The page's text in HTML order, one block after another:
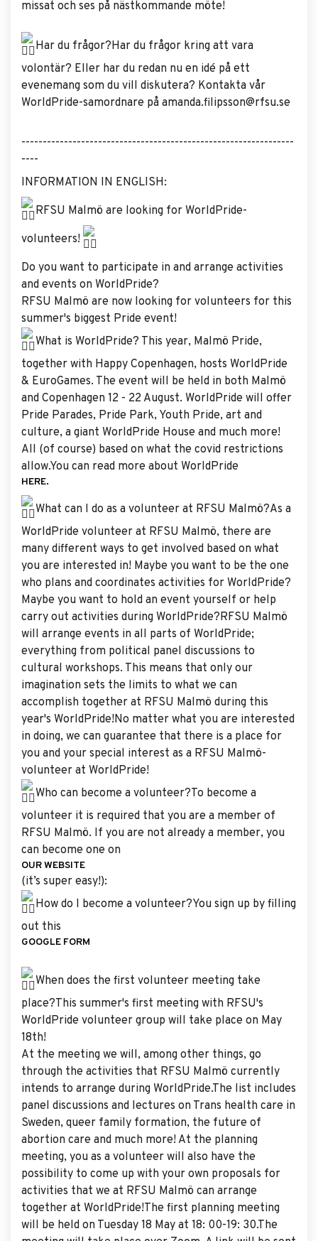
missat och ses på nästkommande möte!
Har du frågor?Har du frågor kring att vara
volontär? Eller har du redan nu en idé på ett
evenemang som du vill diskutera? Kontakta vår
WorldPride-samordnare på amanda.filipsson@rfsu.se
----------------------------------------------------------------
----
INFORMATION IN ENGLISH:
RFSU Malmö are looking for WorldPride-
volunteers!
Do you want to participate in and arrange activities
and events on WorldPride?
RFSU Malmö are now looking for volunteers for this
summer's biggest Pride event!
What is WorldPride? This year, Malmö Pride,
together with Happy Copenhagen, hosts WorldPride
& EuroGames. The event will be held in both Malmö
and Copenhagen 12 - 22 August. WorldPride will offer
Pride Parades, Pride Park, Youth Pride, art and
culture, a giant WorldPride House and much more!
All (of course) based on what the covid restrictions
allow.You can read more about WorldPride
HERE.
What can I do as a volunteer at RFSU Malmö?As a
WorldPride volunteer at RFSU Malmö, there are
many different ways to get involved based on what
you are interested in! Maybe you want to be the one
who plans and coordinates activities for WorldPride?
Maybe you want to hold an event yourself or help
carry out activities during WorldPride?RFSU Malmö
will arrange events in all parts of WorldPride;
everything from political panel discussions to
cultural workshops. This means that only our
imagination sets the limits to what we can
accomplish together at RFSU Malmö during this
year's WorldPride!No matter what you are interested
in doing, we can guarantee that there is a place for
you and your special interest as a RFSU Malmö-
volunteer at WorldPride!
Who can become a volunteer?To become a
volunteer it is required that you are a member of
RFSU Malmö. If you are not already a member, you
can become one on
OUR WEBSITE
(it’s super easy!):
How do I become a volunteer?You sign up by filling
out this
GOOGLE FORM
When does the first volunteer meeting take
place?This summer's first meeting with RFSU's
WorldPride volunteer group will take place on May
18th!
At the meeting we will, among other things, go
through the activities that RFSU Malmö currently
intends to arrange during WorldPride.The list includes
panel discussions and lectures on Trans health care in
Sweden, queer family formation, the future of
abortion care and much more! At the planning
meeting, you as a volunteer will also have the
possibility to come up with your own proposals for
activities that we at RFSU Malmö can arrange
together at WorldPride!The first planning meeting
will be held on Tuesday 18 May at 18: 00-19: 30.The